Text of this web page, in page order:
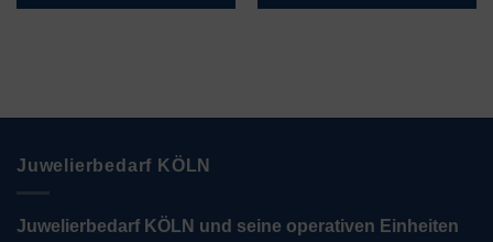
Juwelierbedarf KÖLN
Juwelierbedarf KÖLN und seine operativen Einheiten